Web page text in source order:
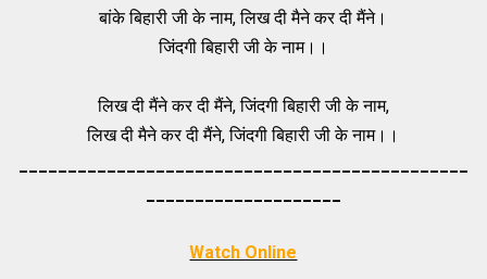
बांके बिहारी जी के नाम, लिख दी मैने कर दी मैंने।
जिंदगी बिहारी जी के नाम।।
लिख दी मैंने कर दी मैंने, जिंदगी बिहारी जी के नाम,
लिख दी मैने कर दी मैंने, जिंदगी बिहारी जी के नाम।।
Watch Online